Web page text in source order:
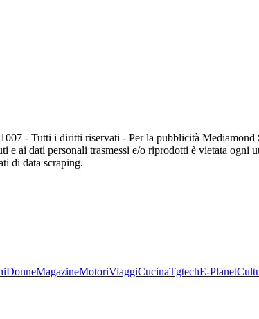
- Tutti i diritti riservati - Per la pubblicità
e ai dati personali trasmessi e/o riprodotti è vietata ogni
di data scraping.
DonneMagazineMotoriViaggiCucinaTgtechE-Planet